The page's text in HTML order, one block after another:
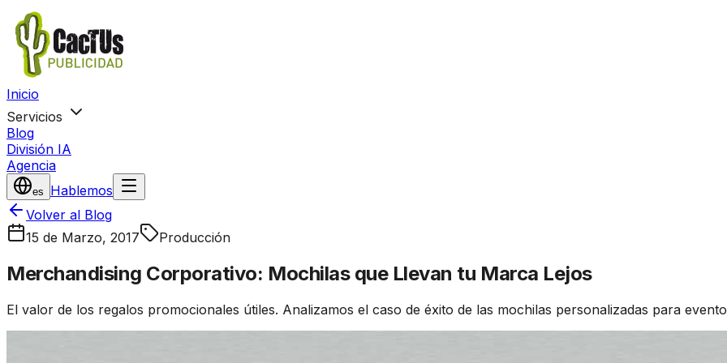
Inicio
Servicios
Blog
División IA
Agencia
es
Hablemos
Volver al Blog
15 de Marzo, 2017
Producción
Merchandising Corporativo: Mochilas que Llevan tu Marca Lejos
El valor de los regalos promocionales útiles. Analizamos el caso de éxito de las mochilas personalizadas para